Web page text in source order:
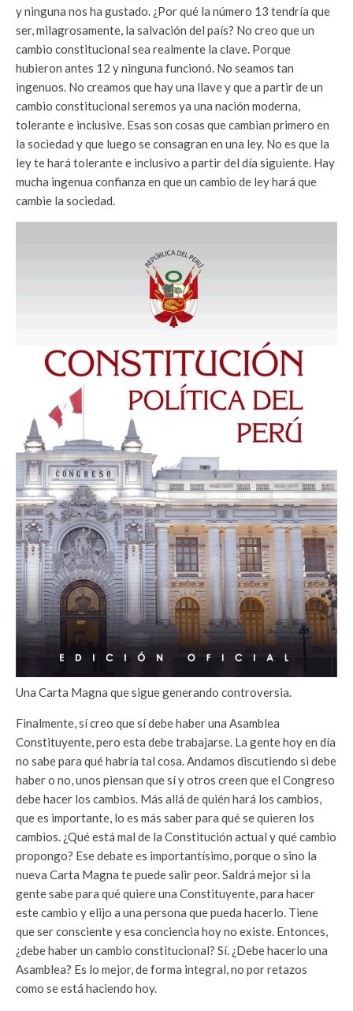
y ninguna nos ha gustado. ¿Por qué la número 13 tendría que
ser, milagrosamente, la salvación del país? No creo que un
cambio constitucional sea realmente la clave. Porque
hubieron antes 12 y ninguna funcionó. No seamos tan
ingenuos. No creamos que hay una llave y que a partir de un
cambio constitucional seremos ya una nación moderna,
tolerante e inclusive. Esas son cosas que cambian primero en
la sociedad y que luego se consagran en una ley. No es que la
ley te hará tolerante e inclusivo a partir del día siguiente. Hay
mucha ingenua confianza en que un cambio de ley hará que
cambie la sociedad.
Una Carta Magna que sigue generando controversia.
Finalmente, sí creo que sí debe haber una Asamblea
Constituyente, pero esta debe trabajarse. La gente hoy en día
no sabe para qué habría tal cosa. Andamos discutiendo si debe
haber o no, unos piensan que sí y otros creen que el Congreso
debe hacer los cambios. Más allá de quién hará los cambios,
que es importante, lo es más saber para qué se quieren los
cambios. ¿Qué está mal de la Constitución actual y qué cambio
propongo? Ese debate es importantísimo, porque o sino la
nueva Carta Magna te puede salir peor. Saldrá mejor si la
gente sabe para qué quiere una Constituyente, para hacer
este cambio y elijo a una persona que pueda hacerlo. Tiene
que ser consciente y esa conciencia hoy no existe. Entonces,
¿debe haber un cambio constitucional? Sí. ¿Debe hacerlo una
Asamblea? Es lo mejor, de forma integral, no por retazos
como se está haciendo hoy.